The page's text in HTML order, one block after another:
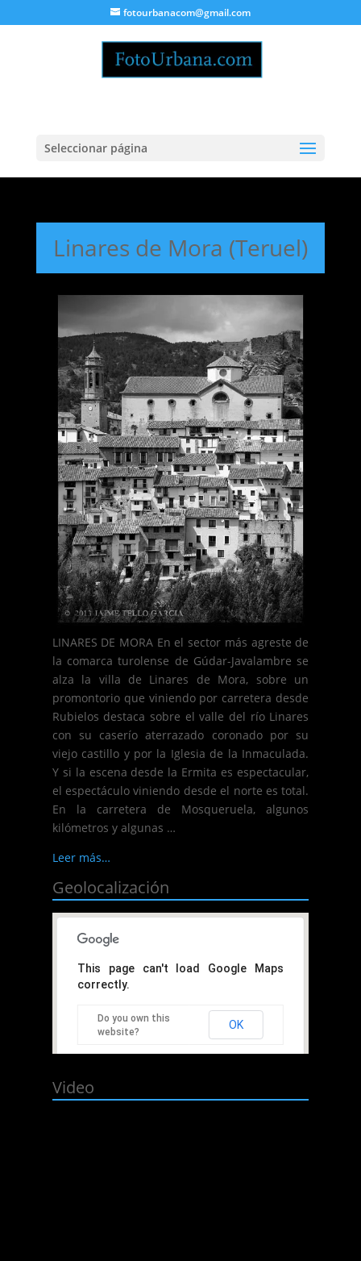
fotourbanacom@gmail.com
Seleccionar página
Linares de Mora (Teruel)
LINARES DE MORA En el sector más agreste de
la comarca turolense de Gúdar-Javalambre se
alza la villa de Linares de Mora, sobre un
promontorio que viniendo por carretera desde
Rubielos destaca sobre el valle del río Linares
con su caserío aterrazado coronado por su
viejo castillo y por la Iglesia de la Inmaculada.
Y si la escena desde la Ermita es espectacular,
el espectáculo viniendo desde el norte es total.
En la carretera de Mosqueruela, algunos
kilómetros y algunas …
Leer más…
Geolocalización
This page can't load Google Maps
correctly.
Do you own this
website?
OK
Video